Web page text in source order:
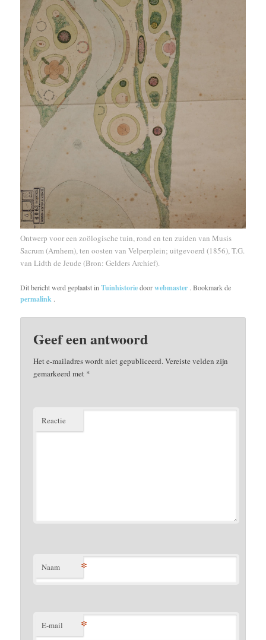
Ontwerp voor een zoölogische tuin, rond en ten zuiden van Musis
Sacrum (Arnhem), ten oosten van Velperplein; uitgevoerd (1856), T.G.
van Lidth de Jeude (Bron: Gelders Archief).
Dit bericht werd geplaatst inTuinhistoriedoorwebmaster . Bookmark de
permalink .
Geef een antwoord
Het e-mailadres wordt niet gepubliceerd.Vereiste velden zijn
gemarkeerd met *
Reactie
Naam *
E-mail *